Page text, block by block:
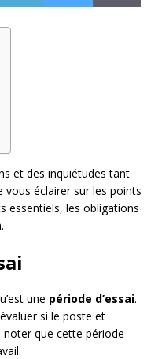
et des inquiétudes tant
vous éclairer sur les points
essentiels, les obligations
une période d’essai.
si le poste et
noter que cette période